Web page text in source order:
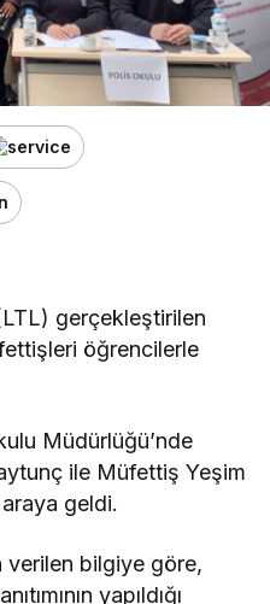
gerçekleştirilen
öğrencilerle
Müdürlüğü’nde
ile Müfettiş Yeşim
geldi.
verilen bilgiye göre,
yapıldığı